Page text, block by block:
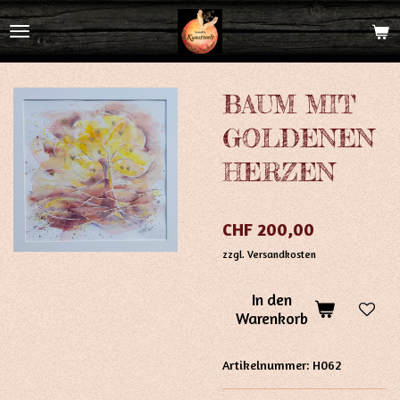
Zum
Hauptinhalt
springen
BAUM MIT
GOLDENEN
HERZEN
CHF 200,00
zzgl. Versandkosten
In den
Warenkorb
Artikelnummer: H062